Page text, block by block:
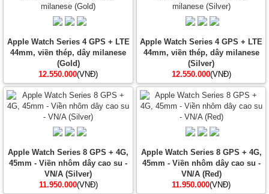
Apple Watch Series 4 GPS + LTE
44mm, viền thép, dây milanese
(Gold)
12.550.000(VNĐ)
Apple Watch Series 4 GPS + LTE
44mm, viền thép, dây milanese
(Silver)
12.550.000(VNĐ)
Apple Watch Series 8 GPS + 4G,
45mm - Viền nhôm dây cao su -
VN/A (Silver)
11.950.000(VNĐ)
Apple Watch Series 8 GPS + 4G,
45mm - Viền nhôm dây cao su -
VN/A (Red)
11.950.000(VNĐ)